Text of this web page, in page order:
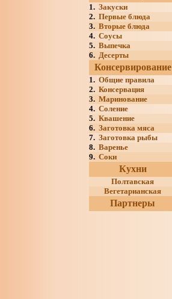
1. Закуски
2. Первые блюда
3. Вторые блюда
4. Соусы
5. Выпечка
6. Десерты
Консервирование
1. Общие правила
2. Консервация
3. Маринование
4. Соление
5. Квашение
6. Заготовка мяса
7. Заготовка рыбы
8. Варенье
9. Соки
Кухни
Полтавская
Вегетарианская
Партнеры